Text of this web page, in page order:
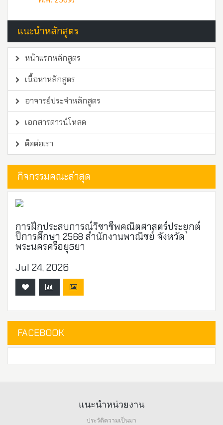
แนะนำหลักสูตร
หน้าแรกหลักสูตร
เนื้อหาหลักสูตร
อาจารย์ประจำหลักสูตร
เอกสารดาวน์โหลด
ติดต่อเรา
กิจกรรมคณะล่าสุด
การฝึกประสบการณ์วิชาชีพคณิตศาสตร์ประยุกต์
ปีการศึกษา 2568 สำนักงานพาณิชย์ จังหวัด
พระนครศรีอยุธยา
Jul 24, 2026
FACEBOOK
แนะนำหน่วยงาน
ประวัติความเป็นมา